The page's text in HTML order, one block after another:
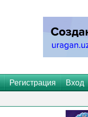
Регистрация Вход